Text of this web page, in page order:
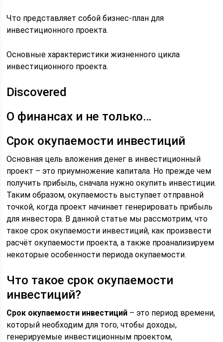
Что представляет собой бизнес-план для
инвестиционного проекта.
Основные характеристики жизненного цикла
инвестиционного проекта.
Discovered
О финансах и не только…
Срок окупаемости инвестиций
Основная цель вложения денег в инвестиционный
проект – это приумножение капитала. Но прежде чем
получить прибыль, сначала нужно окупить инвестиции.
Таким образом, окупаемость выступает отправной
точкой, когда проект начинает генерировать прибыль
для инвестора. В данной статье мы рассмотрим, что
такое срок окупаемости инвестиций, как произвести
расчёт окупаемости проекта, а также проанализируем
некоторые особенности периода окупаемости.
Что такое срок окупаемости
инвестиций?
Срок окупаемости инвестиций – это период времени,
который необходим для того, чтобы доходы,
генерируемые инвестиционным проектом,